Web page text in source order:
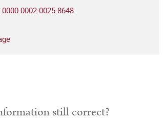
0000-0002-0025-8648
still correct?